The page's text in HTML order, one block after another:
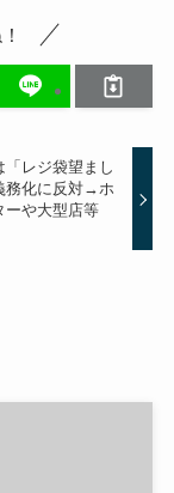
「レジ袋望まし
務化に反対→ホ
ーや大型店等